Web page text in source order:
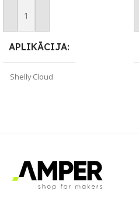
Pievienot Grozam
APLIKĀCIJA
Shelly Cloud
Bluetooth